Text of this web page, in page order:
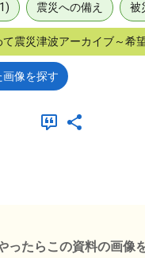
震災への備え 被
て震災津波アーカイブ～希
画像を探す
ったらこの資料の画像